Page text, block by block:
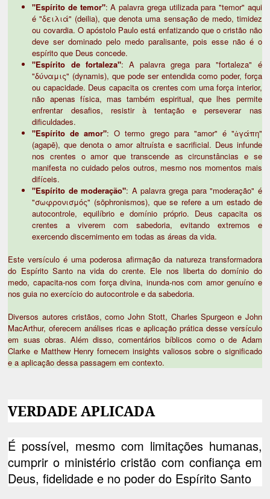
"Espírito de temor": A palavra grega utilizada para "temor" aqui
é "δειλιά" (deilia), que denota uma sensação de medo, timidez
ou covardia. O apóstolo Paulo está enfatizando que o cristão não
deve ser dominado pelo medo paralisante, pois esse não é o
espírito que Deus concede.
"Espírito de fortaleza": A palavra grega para "fortaleza" é
"δύναμις" (dynamis), que pode ser entendida como poder, força
ou capacidade. Deus capacita os crentes com uma força interior,
não apenas física, mas também espiritual, que lhes permite
enfrentar desafios, resistir à tentação e perseverar nas
dificuldades.
"Espírito de amor": O termo grego para "amor" é "ἀγάπη"
(agapē), que denota o amor altruísta e sacrificial. Deus infunde
nos crentes o amor que transcende as circunstâncias e se
manifesta no cuidado pelos outros, mesmo nos momentos mais
difíceis.
"Espírito de moderação": A palavra grega para "moderação" é
"σωφρονισμός" (sōphronismos), que se refere a um estado de
autocontrole, equilíbrio e domínio próprio. Deus capacita os
crentes a viverem com sabedoria, evitando extremos e
exercendo discernimento em todas as áreas da vida.
Este versículo é uma poderosa afirmação da natureza transformadora
do Espírito Santo na vida do crente. Ele nos liberta do domínio do
medo, capacita-nos com força divina, inunda-nos com amor genuíno e
nos guia no exercício do autocontrole e da sabedoria.
Diversos autores cristãos, como John Stott, Charles Spurgeon e John
MacArthur, oferecem análises ricas e aplicação prática desse versículo
em suas obras. Além disso, comentários bíblicos como o de Adam
Clarke e Matthew Henry fornecem insights valiosos sobre o significado
e a aplicação dessa passagem em contexto.
VERDADE APLICADA
É possível, mesmo com limitações humanas,
cumprir o ministério cristão com confiança em
Deus, fidelidade e no poder do Espírito Santo